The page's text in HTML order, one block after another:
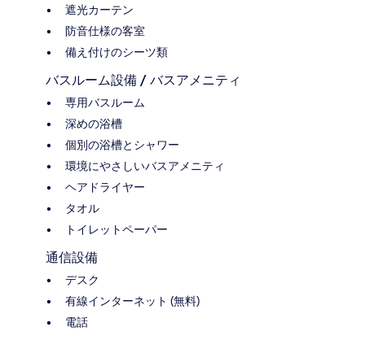
遮光カーテン
防音仕様の客室
備え付けのシーツ類
バスルーム設備 / バスアメニティ
専用バスルーム
深めの浴槽
個別の浴槽とシャワー
環境にやさしいバスアメニティ
ヘアドライヤー
タオル
トイレットペーパー
通信設備
デスク
有線インターネット (無料)
電話